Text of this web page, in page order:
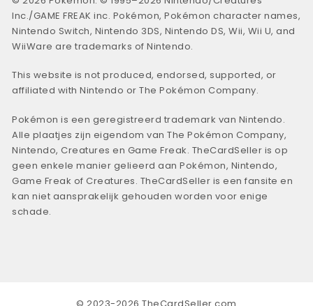
Inc./GAME FREAK inc. Pokémon, Pokémon character names,
Nintendo Switch, Nintendo 3DS, Nintendo DS, Wii, Wii U, and
WiiWare are trademarks of Nintendo.
This website is not produced, endorsed, supported, or
affiliated with Nintendo or The Pokémon Company.
Pokémon is een geregistreerd trademark van Nintendo.
Alle plaatjes zijn eigendom van The Pokémon Company,
Nintendo, Creatures en Game Freak. TheCardSeller is op
geen enkele manier gelieerd aan Pokémon, Nintendo,
Game Freak of Creatures. TheCardSeller is een fansite en
kan niet aansprakelijk gehouden worden voor enige
schade.
© 2023-2026 TheCardSeller.com